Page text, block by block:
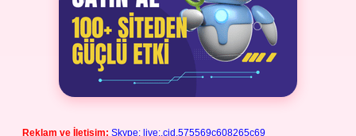
Reklam ve İletişim: Skype: live:.cid.575569c608265c69